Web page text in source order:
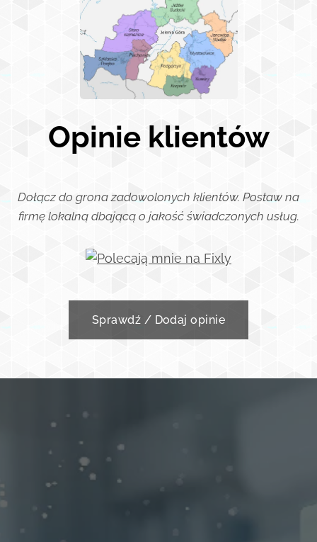
Opinie klientów
Dołącz do grona zadowolonych klientów. Postaw na
firmę lokalną dbającą o jakość świadczonych usług.
Sprawdź / Dodaj opinie